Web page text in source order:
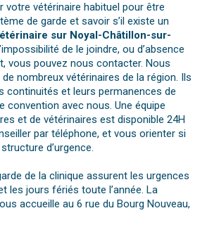
votre vétérinaire habituel pour être
de garde et savoir s’il existe un
sur Noyal-Châtillon-sur-
de le joindre, ou d’absence
vous pouvez nous contacter. Nous
nombreux vétérinaires de la région. Ils
continuités et leurs permanences de
convention avec nous. Une équipe
et de vétérinaires est disponible 24H
par téléphone, et vous orienter si
d’urgence.
de la clinique assurent les urgences
les jours fériés toute l’année. La
accueille au 6 rue du Bourg Nouveau,